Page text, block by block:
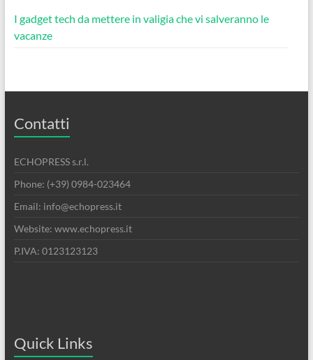
I gadget tech da mettere in valigia che vi salveranno le
vacanze
Contatti
ECHOPRESS s.r.l.
Phone: (+39) 0984-023464
Email: info@echopress.it
Website: www.echopress.it
P.IVA: 0123123123
Quick Links